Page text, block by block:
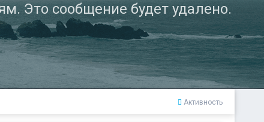
Это сообщение будет удалено.
Активность